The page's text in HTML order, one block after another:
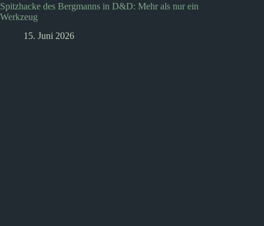
Spitzhacke des Bergmanns in D&D: Mehr als nur ein
Werkzeug
15. Juni 2026